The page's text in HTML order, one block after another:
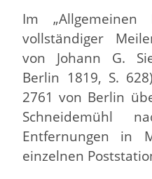
Im „Allgemeinen
vollständiger
von Johann G.
Berlin 1819, S.
2761 von Berlin
Schneidemühl
Entfernungen in
einzelnen